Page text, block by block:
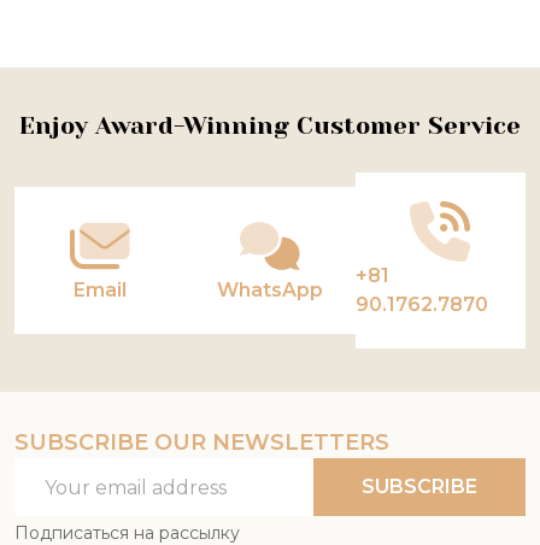
Footer
Enjoy Award-Winning Customer Service
Email WhatsApp
+81
90.1762.7870
SUBSCRIBE OUR NEWSLETTERS
Address
SUBSCRIBE
Подписаться на рассылку